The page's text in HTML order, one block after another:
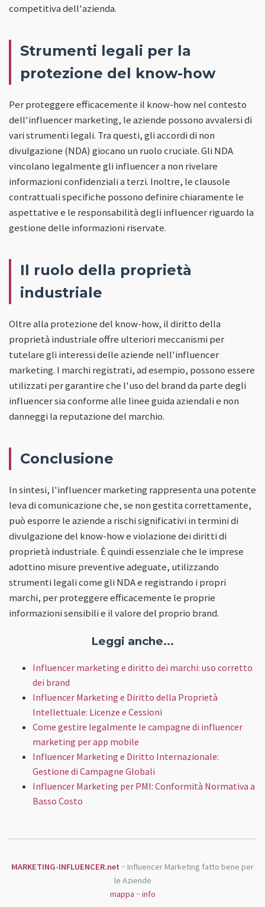
competitiva dell'azienda.
Strumenti legali per la
protezione del know-how
Per proteggere efficacemente il know-how nel contesto
dell'influencer marketing, le aziende possono avvalersi di
vari strumenti legali. Tra questi, gli accordi di non
divulgazione (NDA) giocano un ruolo cruciale. Gli NDA
vincolano legalmente gli influencer a non rivelare
informazioni confidenziali a terzi. Inoltre, le clausole
contrattuali specifiche possono definire chiaramente le
aspettative e le responsabilità degli influencer riguardo la
gestione delle informazioni riservate.
Il ruolo della proprietà
industriale
Oltre alla protezione del know-how, il diritto della
proprietà industriale offre ulteriori meccanismi per
tutelare gli interessi delle aziende nell'influencer
marketing. I marchi registrati, ad esempio, possono essere
utilizzati per garantire che l'uso del brand da parte degli
influencer sia conforme alle linee guida aziendali e non
danneggi la reputazione del marchio.
Conclusione
In sintesi, l'influencer marketing rappresenta una potente
leva di comunicazione che, se non gestita correttamente,
può esporre le aziende a rischi significativi in termini di
divulgazione del know-how e violazione dei diritti di
proprietà industriale. È quindi essenziale che le imprese
adottino misure preventive adeguate, utilizzando
strumenti legali come gli NDA e registrando i propri
marchi, per proteggere efficacemente le proprie
informazioni sensibili e il valore del proprio brand.
Leggi anche...
Influencer marketing e diritto dei marchi: uso corretto
dei brand
Influencer Marketing e Diritto della Proprietà
Intellettuale: Licenze e Cessioni
Come gestire legalmente le campagne di influencer
marketing per app mobile
Influencer Marketing e Diritto Internazionale:
Gestione di Campagne Globali
Influencer Marketing per PMI: Conformità Normativa a
Basso Costo
MARKETING-INFLUENCER.net ~ Influencer Marketing fatto bene per
le Aziende
mappa ~info